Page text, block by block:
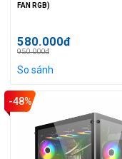
FAN RGB)
580.000đ
950.000đ
So sánh
-48%